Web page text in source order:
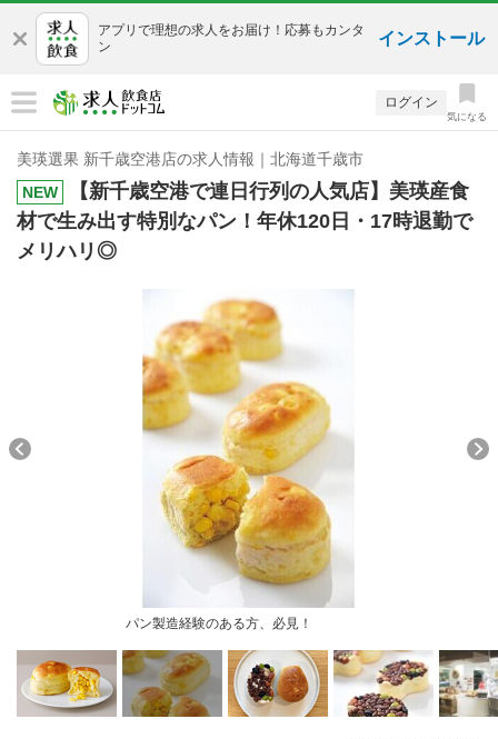
アプリで理想の求人をお届け！応募もカンタ
ン
インストール
ログイン
気になる
美瑛選果 新千歳空港店の求人情報｜北海道千歳市
NEW
【新千歳空港で連日行列の人気店】美瑛産食
材で生み出す特別なパン！年休120日・17時退勤で
メリハリ◎
パン製造経験のある方、必見！